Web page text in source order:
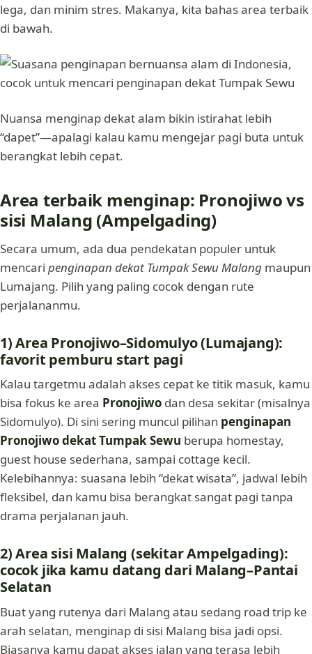
lega, dan minim stres. Makanya, kita bahas area terbaik
di bawah.
Nuansa menginap dekat alam bikin istirahat lebih
“dapet”—apalagi kalau kamu mengejar pagi buta untuk
berangkat lebih cepat.
Area terbaik menginap: Pronojiwo vs
sisi Malang (Ampelgading)
Secara umum, ada dua pendekatan populer untuk
mencari penginapan dekat Tumpak Sewu Malang maupun
Lumajang. Pilih yang paling cocok dengan rute
perjalananmu.
1) Area Pronojiwo–Sidomulyo (Lumajang):
favorit pemburu start pagi
Kalau targetmu adalah akses cepat ke titik masuk, kamu
bisa fokus ke area Pronojiwo dan desa sekitar (misalnya
Sidomulyo). Di sini sering muncul pilihan penginapan
Pronojiwo dekat Tumpak Sewu berupa homestay,
guest house sederhana, sampai cottage kecil.
Kelebihannya: suasana lebih “dekat wisata”, jadwal lebih
fleksibel, dan kamu bisa berangkat sangat pagi tanpa
drama perjalanan jauh.
2) Area sisi Malang (sekitar Ampelgading):
cocok jika kamu datang dari Malang–Pantai
Selatan
Buat yang rutenya dari Malang atau sedang road trip ke
arah selatan, menginap di sisi Malang bisa jadi opsi.
Biasanya kamu dapat akses jalan yang terasa lebih